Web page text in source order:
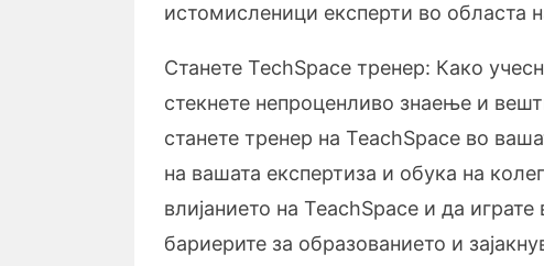
истомисленици експерти во областа
Станете TechSpace тренер: Како
стекнете непроценливо знаење и
станете тренер на TeachSpace во
на вашата експертиза и обука на
влијанието на TeachSpace и да
бариерите за образованието и